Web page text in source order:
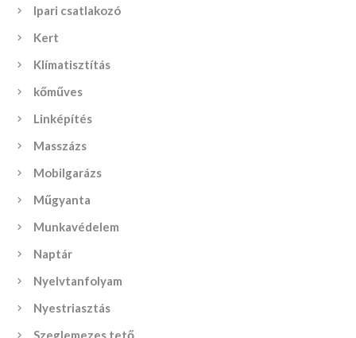
Ipari csatlakozó
Kert
Klímatisztítás
kőműves
Linképítés
Masszázs
Mobilgarázs
Műgyanta
Munkavédelem
Naptár
Nyelvtanfolyam
Nyestriasztás
Szeglemezes tető